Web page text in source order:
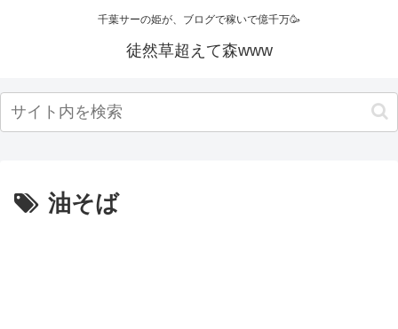
千葉サーの姫が、ブログで稼いで億千万🥳
徒然草超えて森www
油そば